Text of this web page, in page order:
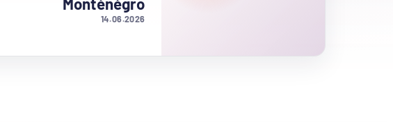
14.06.2026